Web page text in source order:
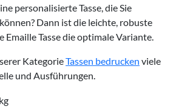
personalisierte Tasse, die Sie
Dann ist die leichte, robuste
Emaille Tasse die optimale Variante.
KategorieTassen bedrucken viele
und Ausführungen.